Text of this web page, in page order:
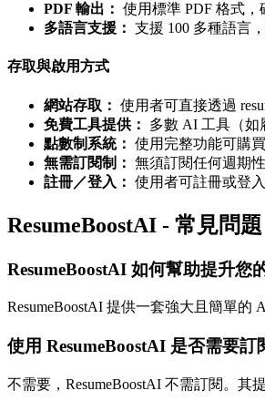
PDF 輸出： 使用標準 PDF 格式，
多語言支援： 支援 100 多種語言
存取與啟用方式
網站存取： 使用者可直接透過
免費工具提供：
多數 AI 工具（如
點數制系統： 使用完整功能可購
無需訂閱制： 無須訂閱任何週期性
註冊／登入： 使用者可註冊或登
ResumeBoostAI - 常見問題
ResumeBoostAI 如何幫助提升您
ResumeBoostAI 提供一套強大且簡單
使用 ResumeBoostAI 是否需要訂
不需要，ResumeBoostAI 不需訂閱。其